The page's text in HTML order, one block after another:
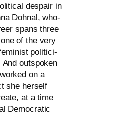
des­pair in
Dohnal, who­
spans three
of the very
poli­ti­ci­
out­spo­ken
on a
she hers­elf
at a time
Democratic